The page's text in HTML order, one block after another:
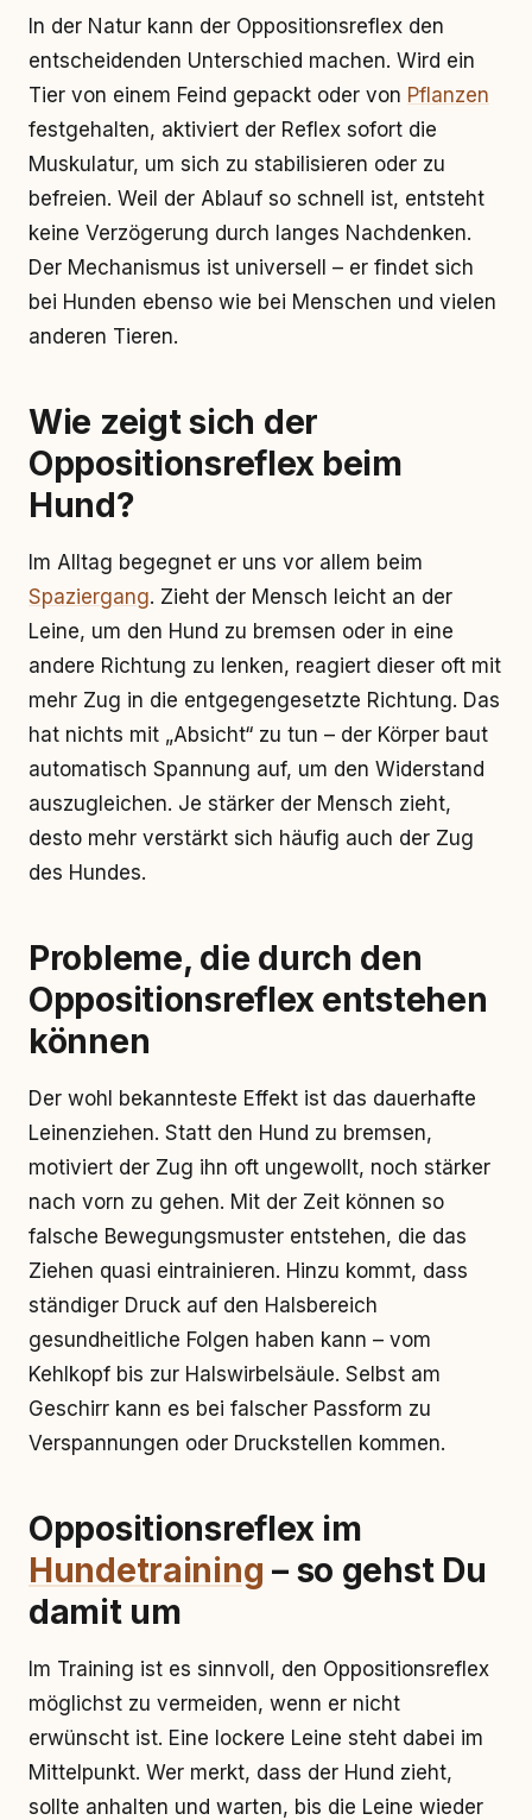
In der Natur kann der Oppositionsreflex den
entscheidenden Unterschied machen. Wird ein
Tier von einem Feind gepackt oder von Pflanzen
festgehalten, aktiviert der Reflex sofort die
Muskulatur, um sich zu stabilisieren oder zu
befreien. Weil der Ablauf so schnell ist, entsteht
keine Verzögerung durch langes Nachdenken.
Der Mechanismus ist universell – er findet sich
bei Hunden ebenso wie bei Menschen und vielen
anderen Tieren.
Wie zeigt sich der
Oppositionsreflex beim
Hund?
Im Alltag begegnet er uns vor allem beim
Spaziergang. Zieht der Mensch leicht an der
Leine, um den Hund zu bremsen oder in eine
andere Richtung zu lenken, reagiert dieser oft mit
mehr Zug in die entgegengesetzte Richtung. Das
hat nichts mit „Absicht“ zu tun – der Körper baut
automatisch Spannung auf, um den Widerstand
auszugleichen. Je stärker der Mensch zieht,
desto mehr verstärkt sich häufig auch der Zug
des Hundes.
Probleme, die durch den
Oppositionsreflex entstehen
können
Der wohl bekannteste Effekt ist das dauerhafte
Leinenziehen. Statt den Hund zu bremsen,
motiviert der Zug ihn oft ungewollt, noch stärker
nach vorn zu gehen. Mit der Zeit können so
falsche Bewegungsmuster entstehen, die das
Ziehen quasi eintrainieren. Hinzu kommt, dass
ständiger Druck auf den Halsbereich
gesundheitliche Folgen haben kann – vom
Kehlkopf bis zur Halswirbelsäule. Selbst am
Geschirr kann es bei falscher Passform zu
Verspannungen oder Druckstellen kommen.
Oppositionsreflex im
Hundetraining – so gehst Du
damit um
Im Training ist es sinnvoll, den Oppositionsreflex
möglichst zu vermeiden, wenn er nicht
erwünscht ist. Eine lockere Leine steht dabei im
Mittelpunkt. Wer merkt, dass der Hund zieht,
sollte anhalten und warten, bis die Leine wieder